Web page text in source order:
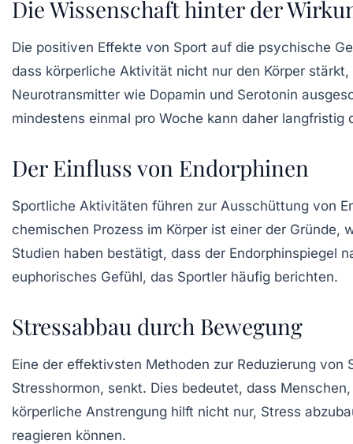
Die Wissenschaft hinter der
Die positiven Effekte von Sport auf die psychische
dass körperliche Aktivität nicht nur den Körper
Neurotransmitter wie Dopamin und Serotonin
mindestens einmal pro Woche kann daher langfristig
Der Einfluss von Endorphinen
Sportliche Aktivitäten führen zur Ausschüttung von
chemischen Prozess im Körper ist einer der
Studien haben bestätigt, dass der Endorphinspiegel
euphorisches Gefühl, das Sportler häufig berichten.
Stressabbau durch Bewegung
Eine der effektivsten Methoden zur Reduzierung von
Stresshormon, senkt. Dies bedeutet, dass
körperliche Anstrengung hilft nicht nur, Stress
reagieren können.